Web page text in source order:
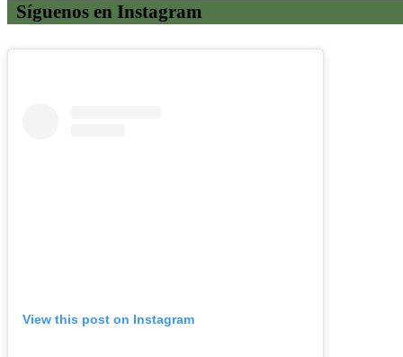
Síguenos en Instagram
View this post on Instagram